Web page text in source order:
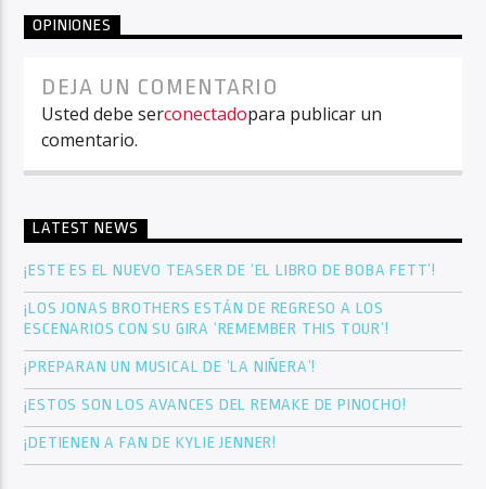
OPINIONES
DEJA UN COMENTARIO
Usted debe serconectadopara publicar un
comentario.
LATEST NEWS
¡ESTE ES EL NUEVO TEASER DE ‘EL LIBRO DE BOBA FETT’!
¡LOS JONAS BROTHERS ESTÁN DE REGRESO A LOS
ESCENARIOS CON SU GIRA ‘REMEMBER THIS TOUR’!
¡PREPARAN UN MUSICAL DE ‘LA NIÑERA’!
¡ESTOS SON LOS AVANCES DEL REMAKE DE PINOCHO!
¡DETIENEN A FAN DE KYLIE JENNER!